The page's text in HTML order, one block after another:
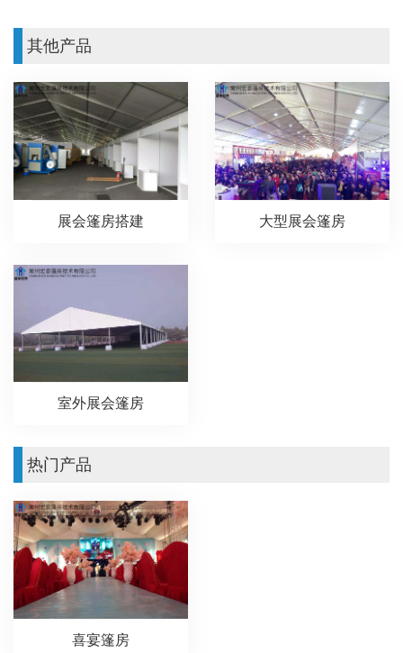
其他产品
展会篷房搭建 大型展会篷房
室外展会篷房
热门产品
喜宴篷房